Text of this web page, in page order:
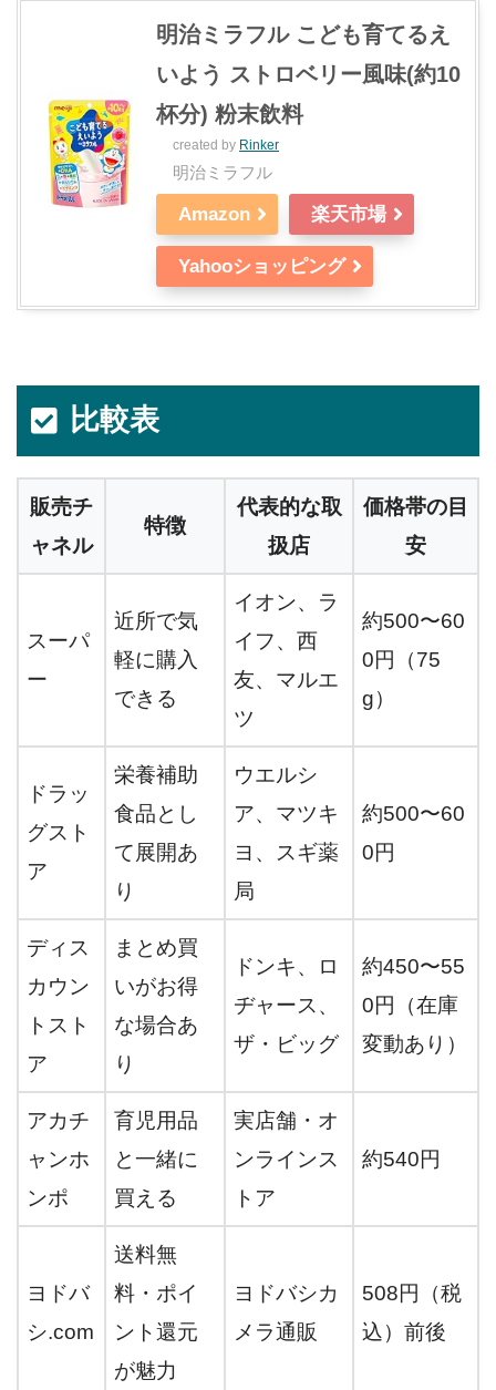
明治ミラフル こども育てるえ
いよう ストロベリー風味(約10
杯分) 粉末飲料
created by Rinker
明治ミラフル
Amazon 楽天市場
Yahooショッピング
比較表
販売チ
ャネル
特徴
代表的な取
扱店
価格帯の目
安
スーパ
ー
近所で気
軽に購入
できる
イオン、ラ
イフ、西
友、マルエ
ツ
約500〜60
0円（75
g）
ドラッ
グスト
ア
栄養補助
食品とし
て展開あ
り
ウエルシ
ア、マツキ
ヨ、スギ薬
局
約500〜60
0円
ディス
カウン
トスト
ア
まとめ買
いがお得
な場合あ
り
ドンキ、ロ
ヂャース、
ザ・ビッグ
約450〜55
0円（在庫
変動あり）
アカチ
ャンホ
ンポ
育児用品
と一緒に
買える
実店舗・オ
ンラインス
トア
約540円
ヨドバ
シ.com
送料無
料・ポイ
ント還元
が魅力
ヨドバシカ
メラ通販
508円（税
込）前後